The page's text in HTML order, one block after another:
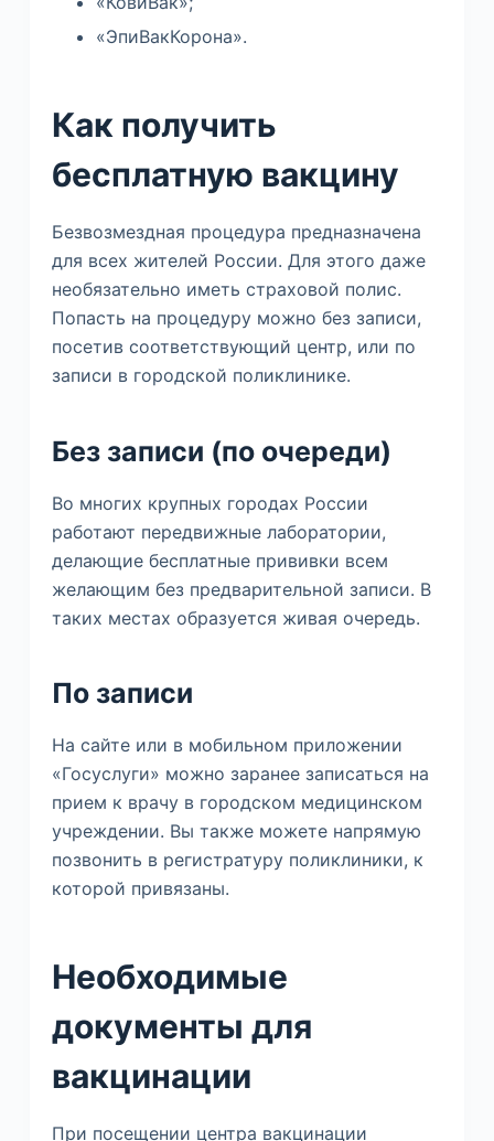
«ЭпиВакКорона».
Как получить
бесплатную вакцину
Безвозмездная процедура предназначена
для всех жителей России. Для этого даже
необязательно иметь страховой полис.
Попасть на процедуру можно без записи,
посетив соответствующий центр, или по
записи в городской поликлинике.
Без записи (по очереди)
Во многих крупных городах России
работают передвижные лаборатории,
делающие бесплатные прививки всем
желающим без предварительной записи. В
таких местах образуется живая очередь.
По записи
На сайте или в мобильном приложении
«Госуслуги» можно заранее записаться на
прием к врачу в городском медицинском
учреждении. Вы также можете напрямую
позвонить в регистратуру поликлиники, к
которой привязаны.
Необходимые
документы для
вакцинации
При посещении центра вакцинации